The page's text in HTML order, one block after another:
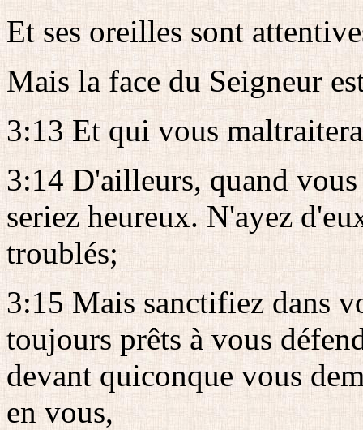
Et ses oreilles sont
Mais la face du Seigneur
3:13 Et qui vous
3:14 D'ailleurs, quand
seriez heureux. N'ayez
troublés;
3:15 Mais sanctifiez dans
toujours prêts à vous
devant quiconque vous
en vous,